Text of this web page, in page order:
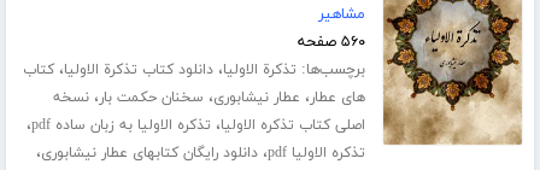
مشاهیر
۵۶۰ صفحه
برچسب‌ها: تذکرة الاولیا،دانلود کتاب تذکرة الاولیا،کتاب
های عطار، عطار نیشابوری، سخنان حکمت بار،نسخه
اصلی کتاب تذکره الاولیا، تذکره الاولیا به زبان ساده pdf ،
تذکره الاولیا pdf ،دانلود رایگان کتابهای عطار نیشابوری،